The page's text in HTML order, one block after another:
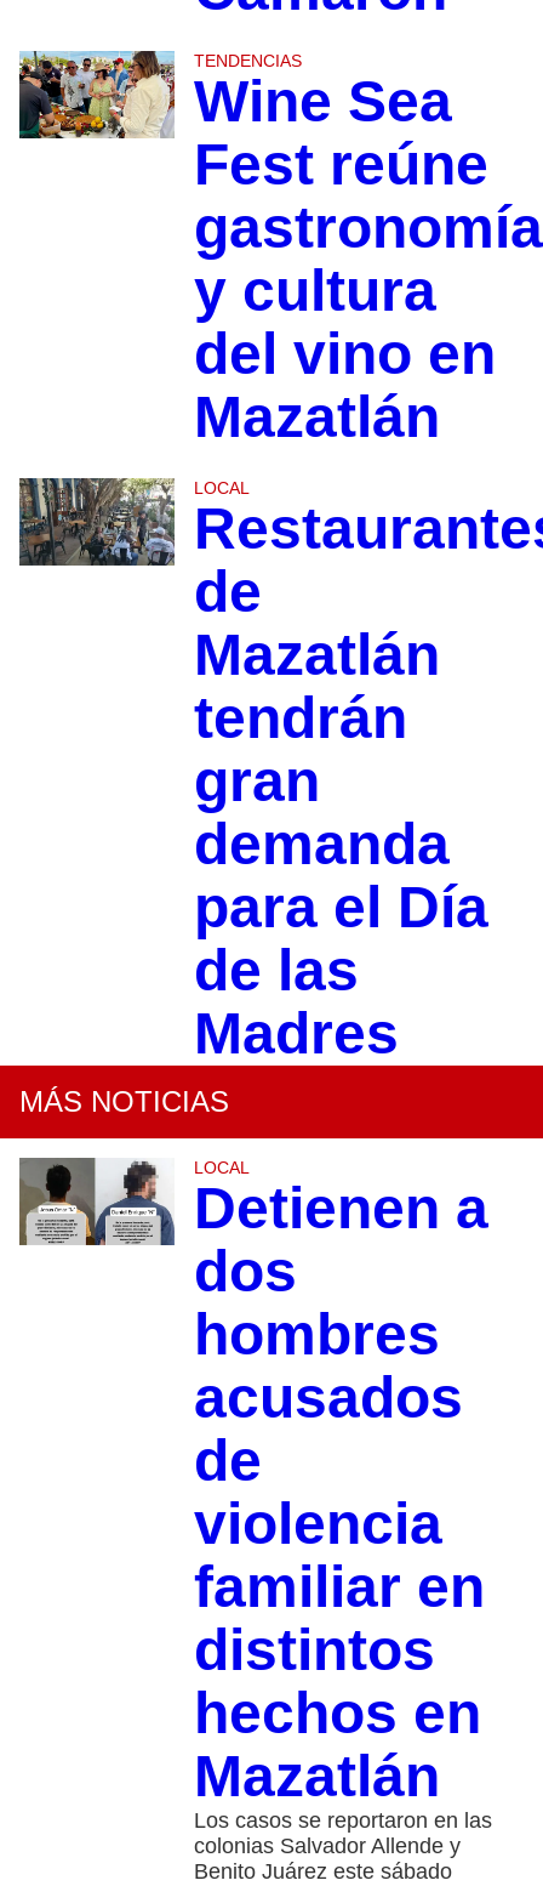
TENDENCIAS
Wine Sea
Fest reúne
gastronomía
y cultura
del vino en
Mazatlán
LOCAL
de
Mazatlán
tendrán
gran
demanda
para el Día
de las
Madres
MÁS NOTICIAS
LOCAL
Detienen a
dos
hombres
acusados
de
violencia
familiar en
distintos
hechos en
Mazatlán
Los casos se reportaron en las
colonias Salvador Allende y
Benito Juárez este sábado